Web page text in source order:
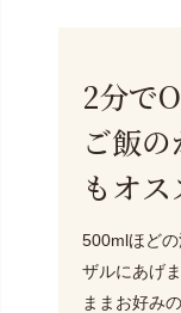
2分で
ご飯
もオス
500mlほど
ザルにあげ
ままお好み